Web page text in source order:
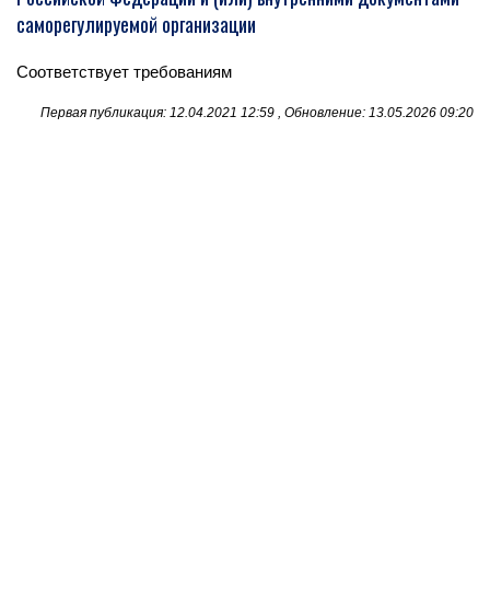
саморегулируемой организации
Соответствует требованиям
Первая публикация: 12.04.2021 12:59 , Обновление: 13.05.2026 09:20